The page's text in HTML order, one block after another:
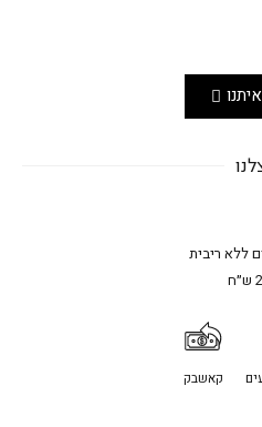
קאשבק